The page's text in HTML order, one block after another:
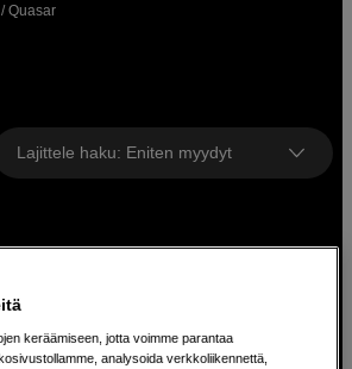
Quasar
Lajittele haku: Eniten myydyt
keräämiseen, jotta voimme parantaa
analysoida verkkoliikennettä,